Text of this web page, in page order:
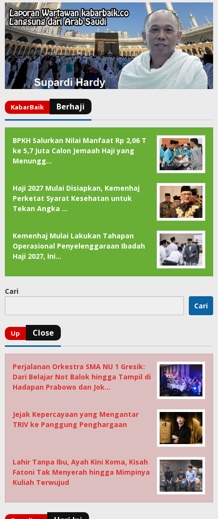
BPKH Salurkan Nilai Manfaat Rp 2,06 T
ke 5,7 Juta Calon Jemaah Haji yang
Menungg…
Haji 2027 Mulai Disiapkan, Kemenhaj
Perketat Syarat Kesehatan untuk
Tekan Angka …
Kemenhaj Mulai Lakukan Tahapan
Operasional Penyelenggaraan Ibadah
Haji 2027, Ini…
Cari
Cari
Perjalanan Orkestra SMA NU 1 Gresik:
Dari Belajar Not Balok hingga Tampil di
Hadapan Prabowo dan Jok…
Jejak Kepercayaan yang Mengantar
TRIV ke Panggung Penghargaan
Lahir Tanpa Ibu, Ayah Kini Koma, Kisah
Fatoni Tak Menyerah hingga Mimpinya
Kuliah Terwujud